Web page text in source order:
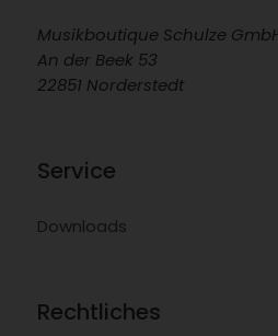
Musikboutique Schulze
An der Beek 53
22851 Norderstedt
Service
Downloads
Rechtliches